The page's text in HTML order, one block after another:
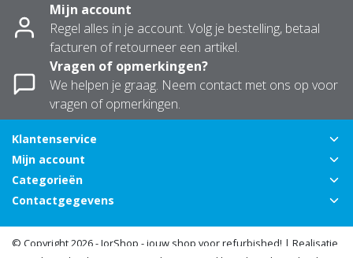
Mijn account
Regel alles in je account. Volg je bestelling, betaal
facturen of retourneer een artikel.
Vragen of opmerkingen?
We helpen je graag. Neem contact met ons op voor
vragen of opmerkingen.
Klantenservice
Mijn account
Categorieën
Contactgegevens
© Copyright 2026 - JorShop - jouw shop voor refurbished! | Realisatie